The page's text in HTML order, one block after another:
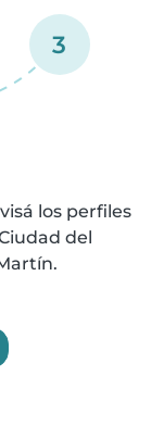
3
los perfiles
del